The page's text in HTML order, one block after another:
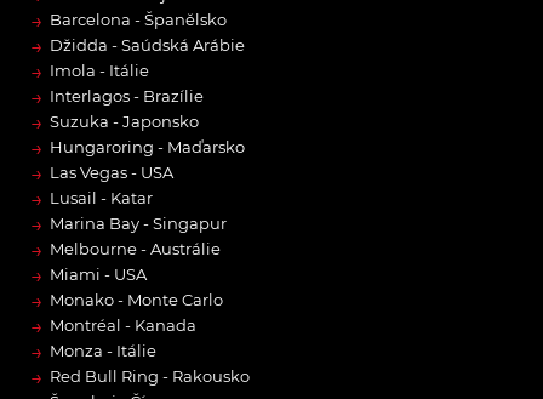
→ Barcelona - Španělsko
→ Džidda - Saúdská Arábie
→ Imola - Itálie
→ Interlagos - Brazílie
→ Suzuka - Japonsko
→ Hungaroring - Maďarsko
→ Las Vegas - USA
→ Lusail - Katar
→ Marina Bay - Singapur
→ Melbourne - Austrálie
→ Miami - USA
→ Monako - Monte Carlo
→ Montréal - Kanada
→ Monza - Itálie
→ Red Bull Ring - Rakousko